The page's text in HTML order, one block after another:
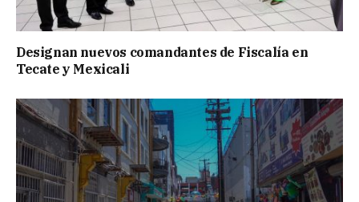
Designan nuevos comandantes de Fiscalía en
Tecate y Mexicali